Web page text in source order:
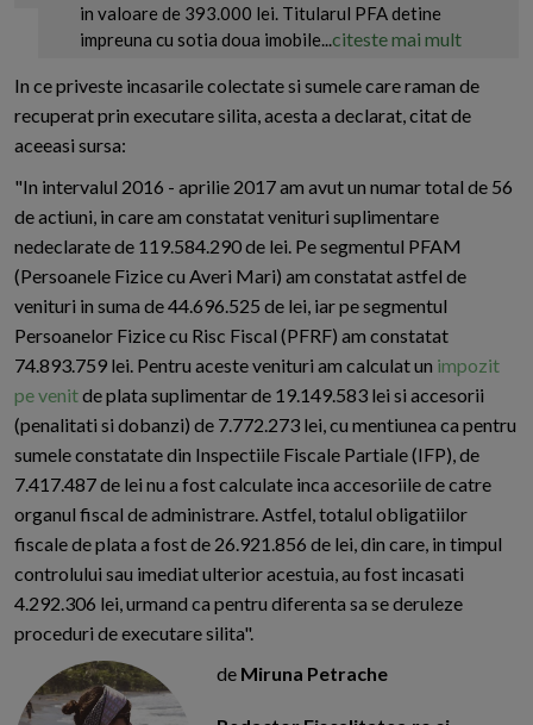
in valoare de 393.000 lei. Titularul PFA detine
impreuna cu sotia doua imobile...citeste mai mult
In ce priveste incasarile colectate si sumele care raman de
recuperat prin executare silita, acesta a declarat, citat de
aceeasi sursa:
"In intervalul 2016 - aprilie 2017 am avut un numar total de 56
de actiuni, in care am constatat venituri suplimentare
nedeclarate de 119.584.290 de lei. Pe segmentul PFAM
(Persoanele Fizice cu Averi Mari) am constatat astfel de
venituri in suma de 44.696.525 de lei, iar pe segmentul
Persoanelor Fizice cu Risc Fiscal (PFRF) am constatat
74.893.759 lei. Pentru aceste venituri am calculat un impozit
pe venitde plata suplimentar de 19.149.583 lei si accesorii
(penalitati si dobanzi) de 7.772.273 lei, cu mentiunea ca pentru
sumele constatate din Inspectiile Fiscale Partiale (IFP), de
7.417.487 de lei nu a fost calculate inca accesoriile de catre
organul fiscal de administrare. Astfel, totalul obligatiilor
fiscale de plata a fost de 26.921.856 de lei, din care, in timpul
controlului sau imediat ulterior acestuia, au fost incasati
4.292.306 lei, urmand ca pentru diferenta sa se deruleze
proceduri de executare silita".
de Miruna Petrache